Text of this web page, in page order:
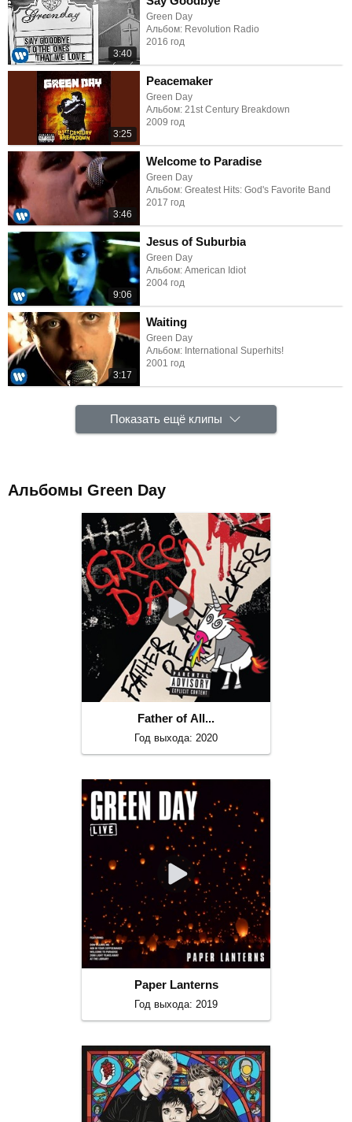
3:40
Green Day
Альбом: Revolution Radio
2016 год
3:25
Peacemaker
Green Day
Альбом: 21st Century Breakdown
2009 год
3:46
Welcome to Paradise
Green Day
Альбом: Greatest Hits: God's Favorite Band
2017 год
9:06
Jesus of Suburbia
Green Day
Альбом: American Idiot
2004 год
3:17
Waiting
Green Day
Альбом: International Superhits!
2001 год
Показать ещё клипы
Альбомы Green Day
Father of All...
Год выхода: 2020
Paper Lanterns
Год выхода: 2019